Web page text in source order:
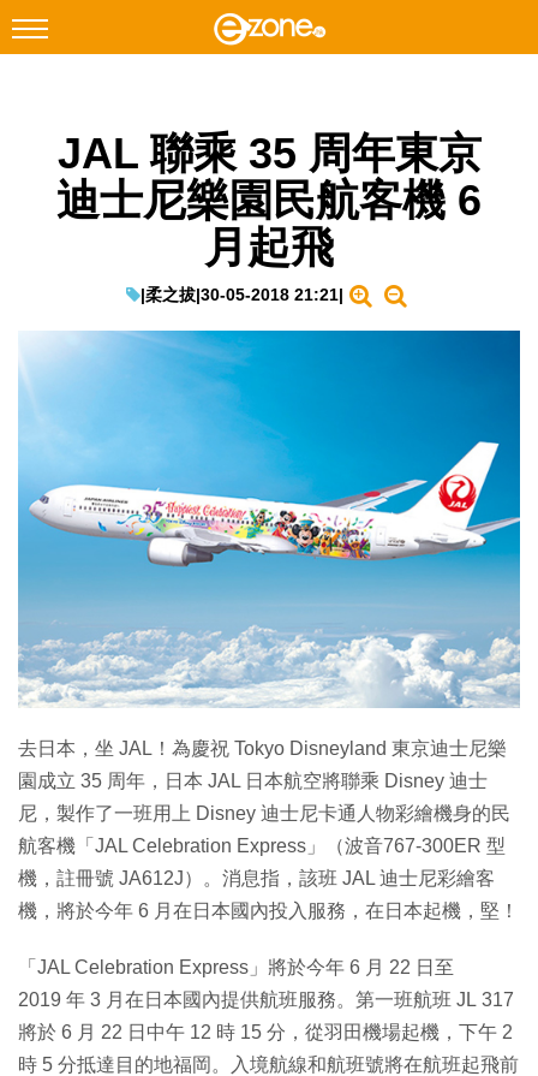
Facebook Instagram
科技焦點
教學評測
EduTech
Enterprise Digital Transformation
JAL 聯乘 35 周年東京
迪士尼樂園民航客機 6
月起飛
|柔之拔|30-05-2018 21:21|
去日本，坐 JAL！為慶祝 Tokyo Disneyland 東京迪士尼樂
園成立 35 周年，日本 JAL 日本航空將聯乘 Disney 迪士
尼，製作了一班用上 Disney 迪士尼卡通人物彩繪機身的民
航客機「JAL Celebration Express」（波音767-300ER 型
機，註冊號 JA612J）。消息指，該班 JAL 迪士尼彩繪客
機，將於今年 6 月在日本國內投入服務，在日本起機，堅！
「JAL Celebration Express」將於今年 6 月 22 日至
2019 年 3 月在日本國內提供航班服務。第一班航班 JL 317
將於 6 月 22 日中午 12 時 15 分，從羽田機場起機，下午 2
時 5 分抵達目的地福岡。入境航線和航班號將在航班起飛前